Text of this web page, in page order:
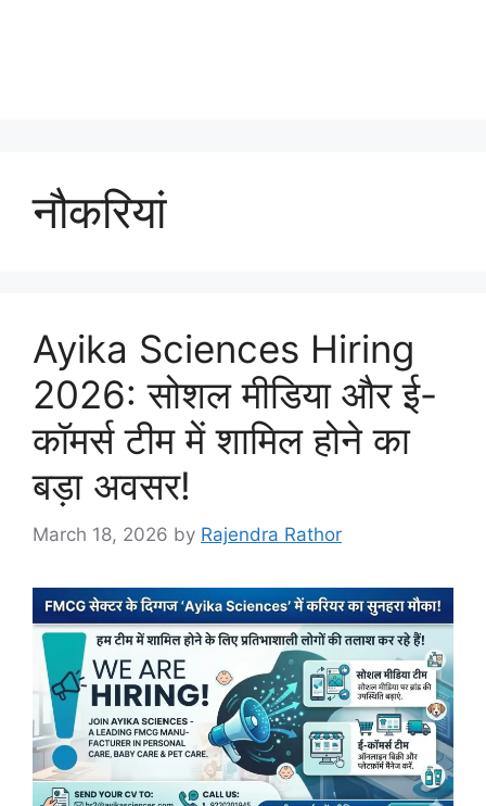
नौकरियां
Ayika Sciences Hiring
2026: सोशल मीडिया और ई-
कॉमर्स टीम में शामिल होने का
बड़ा अवसर!
March 18, 2026 by Rajendra Rathor